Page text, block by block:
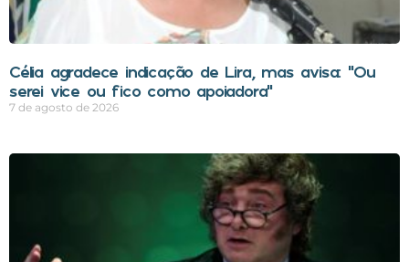
Célia agradece indicação de Lira, mas avisa: “Ou
serei vice ou fico como apoiadora”
7 de agosto de 2026